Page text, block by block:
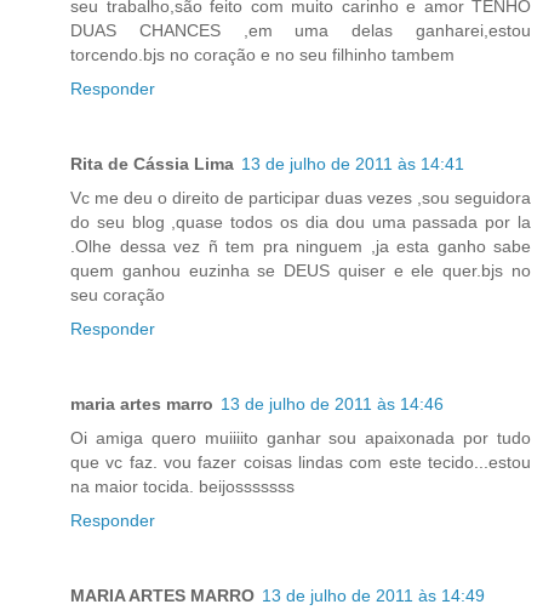
seu trabalho,são feito com muito carinho e amor TENHO
DUAS CHANCES ,em uma delas ganharei,estou
torcendo.bjs no coração e no seu filhinho tambem
Responder
Rita de Cássia Lima 13 de julho de 2011 às 14:41
Vc me deu o direito de participar duas vezes ,sou seguidora
do seu blog ,quase todos os dia dou uma passada por la
.Olhe dessa vez ñ tem pra ninguem ,ja esta ganho sabe
quem ganhou euzinha se DEUS quiser e ele quer.bjs no
seu coração
Responder
maria artes marro 13 de julho de 2011 às 14:46
Oi amiga quero muiiiito ganhar sou apaixonada por tudo
que vc faz. vou fazer coisas lindas com este tecido...estou
na maior tocida. beijosssssss
Responder
MARIA ARTES MARRO 13 de julho de 2011 às 14:49